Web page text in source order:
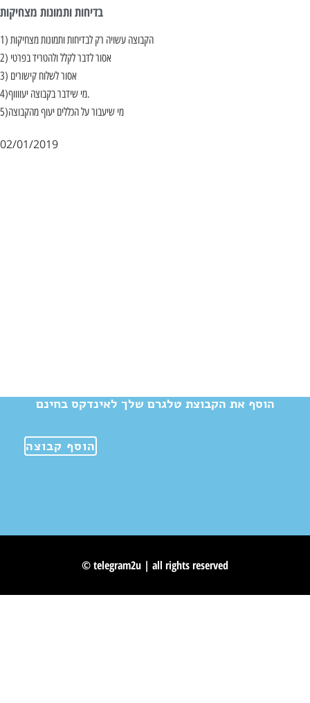
בדיחות ותמונות מצחיקות
1) הקבוצה עשויה רק לבדיחות ותמונות מצחיקות
2) אסור לדבר לקלל ולהטריד בפרטי
3) אסור לשלוח קישורים
4)מי שידבר בקבוצה יעווווף.
5)מי שיעבור על הכללים יעוף מהקבוצה
02/01/2019
הוסף את הקבוצת טלגרם שלך לאינדקס בחינם
הוסף קבוצה
© telegram2u | all rights reserved